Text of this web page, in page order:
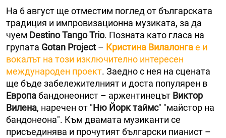
На 6 август ще отместим поглед от българската
традиция и импровизационна музиката, за да
чуем Destino Tango Trio. Позната като гласа на
групата Gotan Project – Кристина Вилалонгае и
вокалът на този изключително интересен
международен проект. Заедно с нея на сцената
ще бъде забележителният и доста популярен в
Европабандонеонист – аржентинецът Виктор
Вилена, наречен от "Ню Йорк таймс" "майстор на
бандонеона". Към двамата музиканти се
присъединява и прочутият български пианист –